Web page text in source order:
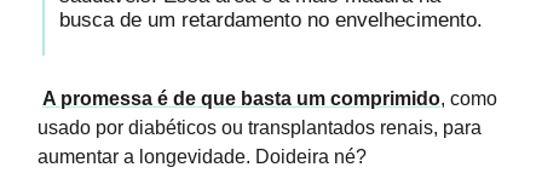
busca de um retardamento no envelhecimento.
A promessa é de que basta um comprimido, como
usado por diabéticos ou transplantados renais, para
aumentar a longevidade. Doideira né?